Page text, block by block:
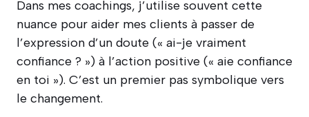
Dans mes coachings, j’utilise souvent cette
nuance pour aider mes clients à passer de
l’expression d’un doute (« ai-je vraiment
confiance ? ») à l’action positive (« aie confiance
en toi »). C’est un premier pas symbolique vers
le changement.